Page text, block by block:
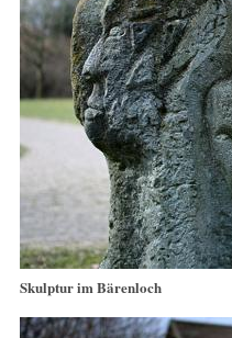
Skulptur im Bärenloch